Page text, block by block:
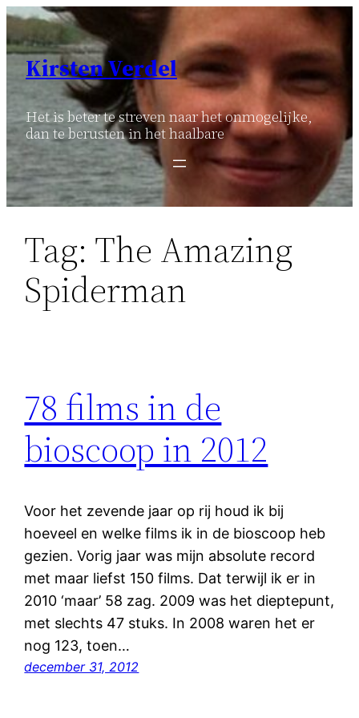
Ga
naar
inhoud
Kirsten Verdel
Het is beter te streven naar het onmogelijke,
dan te berusten in het haalbare
Tag: The Amazing
Spiderman
78 films in de
bioscoop in 2012
Voor het zevende jaar op rij houd ik bij
hoeveel en welke films ik in de bioscoop heb
gezien. Vorig jaar was mijn absolute record
met maar liefst 150 films. Dat terwijl ik er in
2010 ‘maar’ 58 zag. 2009 was het dieptepunt,
met slechts 47 stuks. In 2008 waren het er
nog 123, toen…
december 31, 2012